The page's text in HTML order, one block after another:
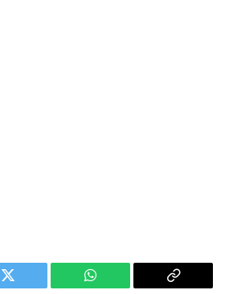
Twitter WhatsApp
Copy